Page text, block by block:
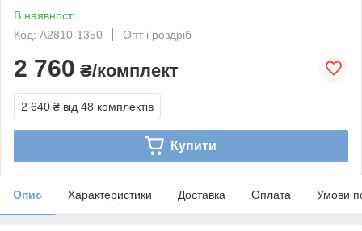
В наявності
Код: A2810-1350
Опт і роздріб
2 760 ₴/комплект
2 640 ₴ від 48 комплектів
Купити
Опис Характеристики Доставка Оплата Умови